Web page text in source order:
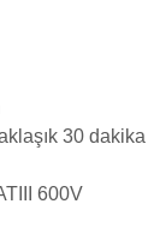
30 dakika
600V